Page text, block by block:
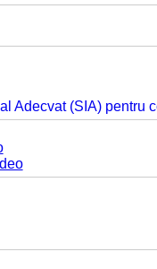
Adecvat (SIA) pentru